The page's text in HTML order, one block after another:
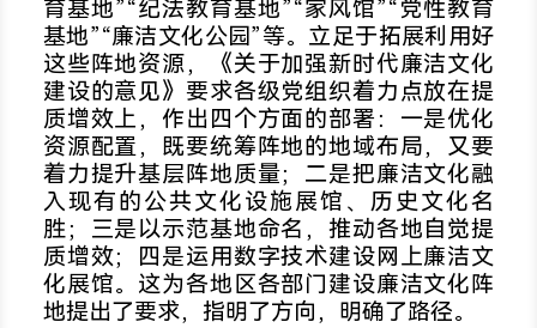
育基地”“纪法教育基地”“家风馆”“党性教育
基地”“廉洁文化公园”等。立足于拓展利用好
这些阵地资源，《关于加强新时代廉洁文化
建设的意见》要求各级党组织着力点放在提
质增效上，作出四个方面的部署：一是优化
资源配置，既要统筹阵地的地域布局，又要
着力提升基层阵地质量；二是把廉洁文化融
入现有的公共文化设施展馆、历史文化名
胜；三是以示范基地命名，推动各地自觉提
质增效；四是运用数字技术建设网上廉洁文
化展馆。这为各地区各部门建设廉洁文化阵
地提出了要求，指明了方向，明确了路径。